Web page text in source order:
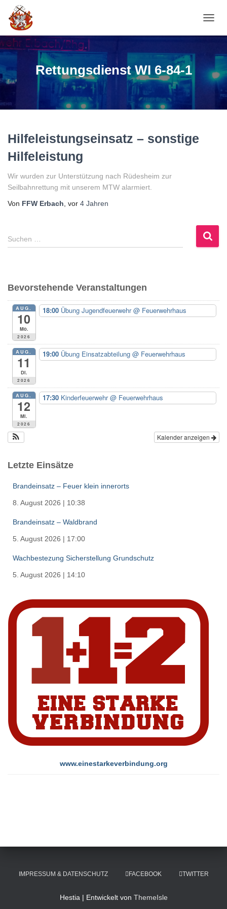
Rettungsdienst WI 6-84-1
Hilfeleistungseinsatz – sonstige
Hilfeleistung
Wir wurden zur Unterstützung nach Rüdesheim zur
Seilbahnrettung mit unserem MTW alarmiert.
Von FFW Erbach , vor 4 Jahren
S
u
n
n
:
Suchen …
Bevorstehende Veranstaltungen
AUG.
10
Mo.
2026
18:00 Übung Jugendfeuerwehr@ Feuerwehrhaus
AUG.
11
Di.
2026
19:00 Übung Einsatzabteilung @ Feuerwehrhaus
AUG.
12
Mi.
2026
17:30 Kinderfeuerwehr@ Feuerwehrhaus
Kalender anzeigen
Letzte Einsätze
Brandeinsatz – Feuer klein innerorts
8. August 2026 | 10:38
Brandeinsatz – Waldbrand
5. August 2026 | 17:00
Wachbestezung Sicherstellung Grundschutz
5. August 2026 | 14:10
www.einestarkeverbindung.org
IMPRESSUM & DATENSCHUTZ FACEBOOK TWITTER
Hestia | Entwickelt von ThemeIsle